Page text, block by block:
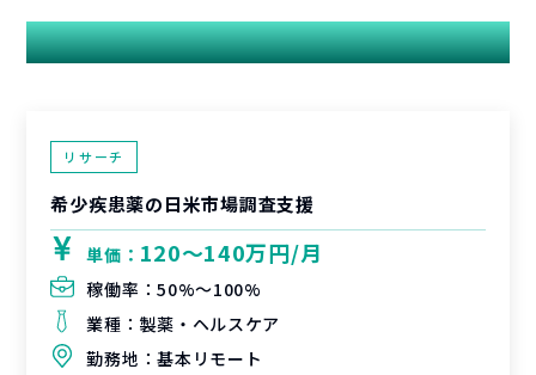
関連する案件
リサーチ
希少疾患薬の日米市場調査支援
単価： 120〜140万円/月
稼働率：50%〜100%
業種： 製薬・ヘルスケア
勤務地：基本リモート